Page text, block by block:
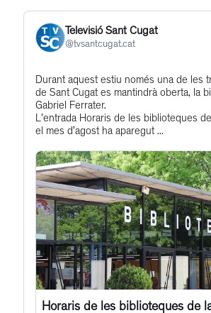
Televisió Sant Cugat
@tvsantcugat.cat
Get
to
this
Durant aquest estiu només una de les
de Sant Cugat es mantindrà oberta, la
Gabriel Ferrater.
L'entrada Horaris de les biblioteques
el mes d’agost ha aparegut ...
Horaris de les biblioteques de